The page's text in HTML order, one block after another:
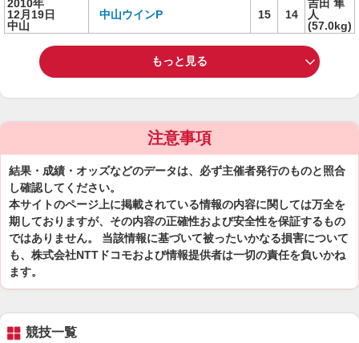
2010年
12月19日
中山
中山ウインP 15 14
吉田 隼
人
(57.0kg)
もっと見る
注意事項
結果・成績・オッズなどのデータは、必ず主催者発行のものと照合
し確認してください。
本サイトのページ上に掲載されている情報の内容に関しては万全を
期しておりますが、その内容の正確性および安全性を保証するもの
ではありません。 当該情報に基づいて被ったいかなる損害について
も、株式会社NTTドコモおよび情報提供者は一切の責任を負いかね
ます。
競技一覧